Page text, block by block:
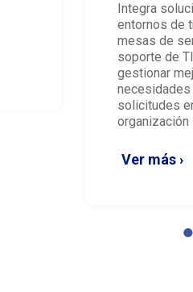
Integra
entornos de
mesas de
soporte de
gestionar
necesidades
solicitudes
organización
Ver más ›